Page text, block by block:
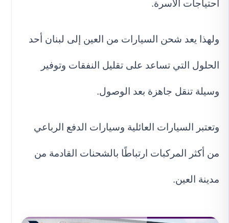
احتياجات الأسرة.
ولهذا يعد شحن السيارات من العين إلى لبنان أحد
الحلول التي تساعد على تقليل النفقات وتوفير
وسيلة تنقل جاهزة بعد الوصول.
وتعتبر السيارات العائلية وسيارات الدفع الرباعي
من أكثر المركبات ارتباطًا بالشحنات القادمة من
مدينة العين.